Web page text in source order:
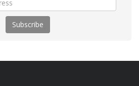
Subscribe